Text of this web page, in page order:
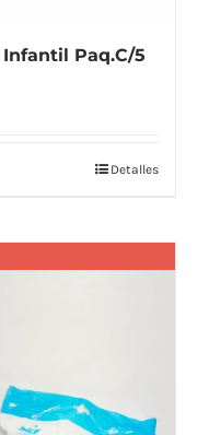
Paq.C/5
Detalles